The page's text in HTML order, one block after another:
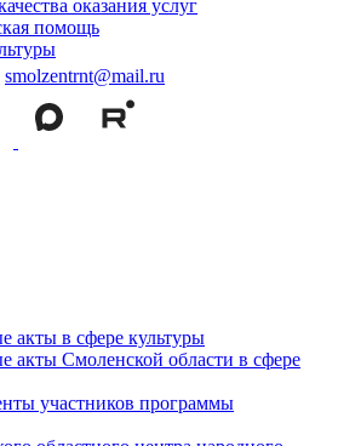
оказания услуг
помощь
smolzentrnt@mail.ru
акты в сфере культуры
акты Смоленской области в сфере
участников программы